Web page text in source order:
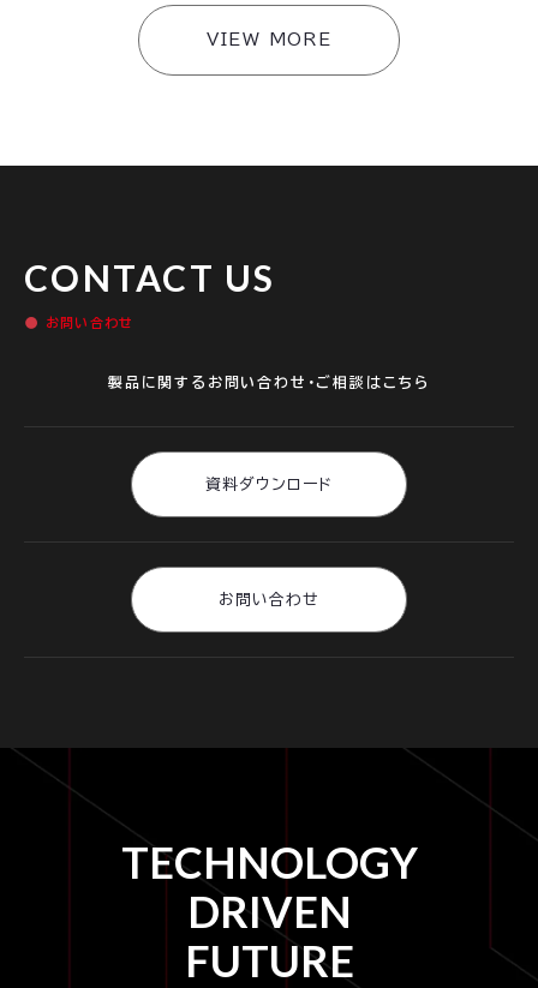
VIEW MORE
CONTACT US
お問い合わせ
製品に関するお問い合わせ・ご相談はこちら
資料ダウンロード
お問い合わせ
TECHNOLOGY
DRIVEN
FUTURE